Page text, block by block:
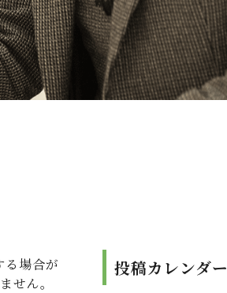
る場合が
せん。
投稿カレンダー